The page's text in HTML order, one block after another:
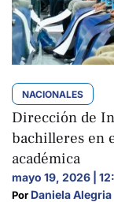
NACIONALES
Dirección de
bachilleres en
académica
mayo 19, 2026 |
Por Daniela Alegria